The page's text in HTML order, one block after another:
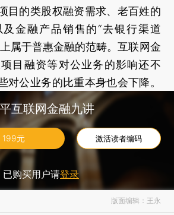
目的类股权融资需求、老百姓的
金融产品销售的“去银行渠道
属于普惠金融的范畴。互联网金
目融资等对公业务的影响还不
对公业务的比重本身也会下降。
源长期集中在中央和国有部门。
可预见的趋势是，大量金融资源
方，从国有部门转移到私营部
格局的这种深刻变化，也会促进
。
互联网金融九讲
199元 激活读者编码
已购买用户请登录
版面编辑：王永